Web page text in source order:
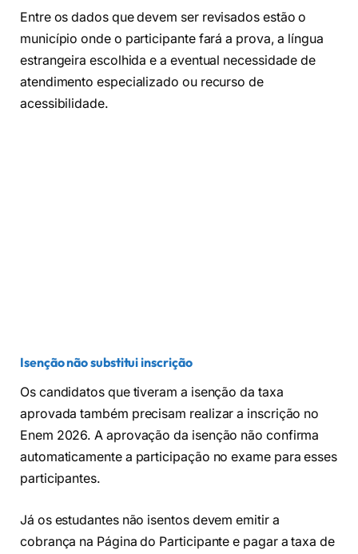
Entre os dados que devem ser revisados estão o
município onde o participante fará a prova, a língua
estrangeira escolhida e a eventual necessidade de
atendimento especializado ou recurso de
acessibilidade.
Isenção não substitui inscrição
Os candidatos que tiveram a isenção da taxa
aprovada também precisam realizar a inscrição no
Enem 2026. A aprovação da isenção não confirma
automaticamente a participação no exame para esses
participantes.
Já os estudantes não isentos devem emitir a
cobrança na Página do Participante e pagar a taxa de